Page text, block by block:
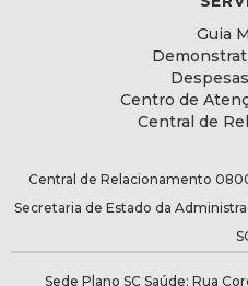
Guia
Centro de
Central de
Central de Relacionamento
Secretaria de Estado da
Sede Plano SC Saúde: Rua